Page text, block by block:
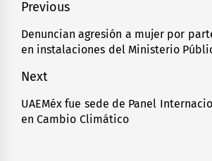
Navegación
de
entradas
Previous
Previous
post:
Denuncian agresión a mujer por
en instalaciones del Ministerio
Next
Next
post:
UAEMéx fue sede de Panel
en Cambio Climático